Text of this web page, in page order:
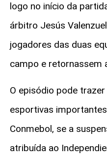
logo no início da
árbitro Jesús
jogadores das duas
campo e retornassem
O episódio pode
esportivas
Conmebol, se a
atribuída ao